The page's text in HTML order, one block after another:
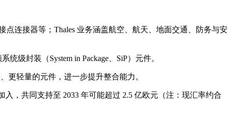
点连接器等；Thales 业务涵盖航空、航天、地面交通、防务与安
级封装（System in Package、SiP）元件。
更轻量的元件，进一步提升整合能力。
入，共同支持至 2033 年可能超过 2.5 亿欧元（注：现汇率约合